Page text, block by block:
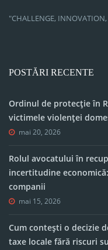
"CHALLENGE,
POSTĂRI RECENTE
Ordinul de protecție în
victimele violenței
mai 20, 2026
Rolul avocatului în
incertitudine
companii
mai 15, 2026
Cum contești o decizie
taxe locale fără riscuri